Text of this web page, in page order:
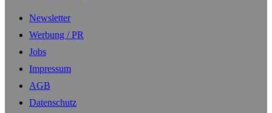
Newsletter
Werbung / PR
Jobs
Impressum
AGB
Datenschutz